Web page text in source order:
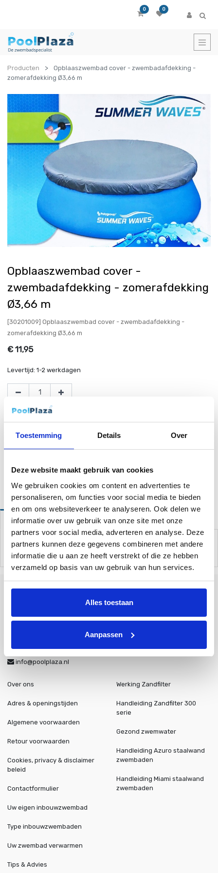
Toestemming Details Over
Deze website maakt gebruik van cookies
We gebruiken cookies om content en advertenties te
personaliseren, om functies voor social media te bieden
en om ons websiteverkeer te analyseren. Ook delen we
informatie over uw gebruik van onze site met onze
partners voor social media, adverteren en analyse. Deze
partners kunnen deze gegevens combineren met andere
informatie die u aan ze heeft verstrekt of die ze hebben
verzameld op basis van uw gebruik van hun services.
Alles toestaan
Aanpassen
0 0
Producten
Opblaaszwembad cover - zwembadafdekking -
zomerafdekking Ø3,66 m
Opblaaszwembad cover -
zwembadafdekking - zomerafdekking
Ø3,66 m
[30201009] Opblaaszwembad cover - zwembadafdekking -
zomerafdekking Ø3,66 m
€ 11,95
Levertijd: 1-2 werkdagen
Toevoegen aan winkelmandje
Op voorraad
Omschrijving
Afdekzeil om je zwembad schoon en hygiënisch te houden.
Diameter: 3,66 meter
info@poolplaza.nl
Over ons
Adres & openingstijden
Algemene voorwaarden
Retour voorwaarden
Cookies, privacy & disclaimer
beleid
Contactformulier
Werking Zandfilter
Handleiding Zandfilter 300
serie
Gezond zwemwater
Handleiding Azuro staalwand
zwembaden
Handleiding Miami staalwand
zwembaden
Uw eigen inbouwzwembad
Type inbouwzwembaden
Uw zwembad verwarmen
Tips & Advies